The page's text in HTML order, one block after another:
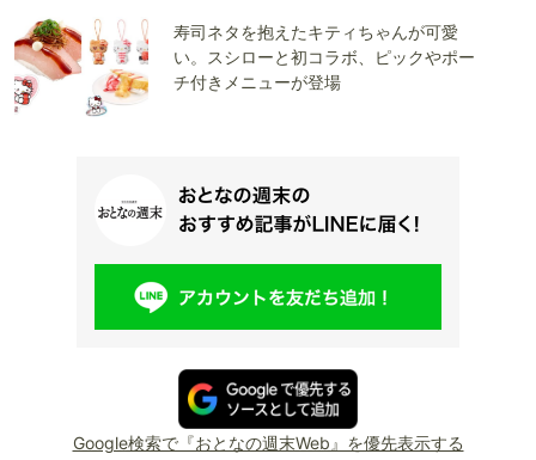
寿司ネタを抱えたキティちゃんが可愛
い。スシローと初コラボ、ピックやポー
チ付きメニューが登場
Google検索で『おとなの週末Web』を優先表示する